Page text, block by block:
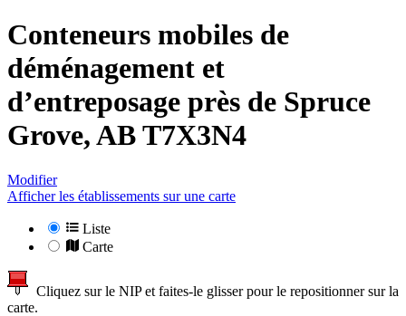
Conteneurs mobiles de
déménagement et
d’entreposage près de Spruce
Grove, AB T7X3N4
Modifier
Afficher les établissements sur une carte
Liste
Carte
Cliquez sur le NIP et faites-le glisser pour le repositionner sur la
carte.